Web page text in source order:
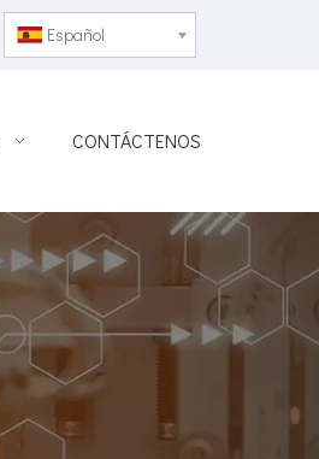
Español
CONTÁCTENOS